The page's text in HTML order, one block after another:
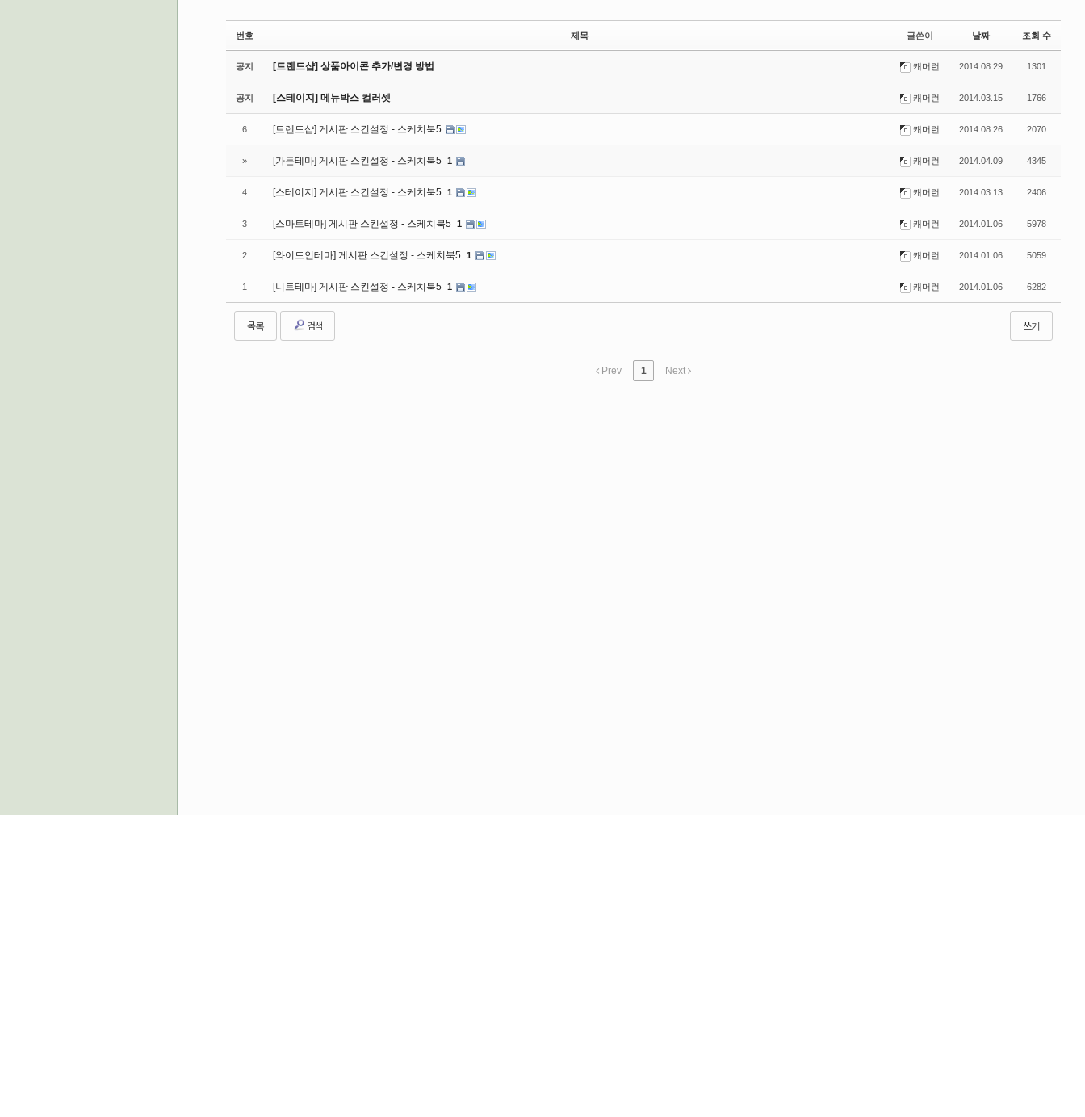
번호 제목 글쓴이 날짜 조회 수
공지 [트렌드샵] 상품아이콘 추가/변경 방법 캐머런 2014.08.29 1301
공지 [스테이지] 메뉴박스 컬러셋 캐머런 2014.03.15 1766
6 [트렌드샵] 게시판 스킨설정 - 스케치북5 캐머런 2014.08.26 2070
» [가든테마] 게시판 스킨설정 - 스케치북5 1 캐머런 2014.04.09 4345
4 [스테이지] 게시판 스킨설정 - 스케치북5 1 캐머런 2014.03.13 2406
3 [스마트테마] 게시판 스킨설정 - 스케치북5 1 캐머런 2014.01.06 5978
2 [와이드인테마] 게시판 스킨설정 - 스케치북5 1 캐머런 2014.01.06 5059
1 [니트테마] 게시판 스킨설정 - 스케치북5 1 캐머런 2014.01.06 6282
목록 검색 쓰기
Prev 1 Next